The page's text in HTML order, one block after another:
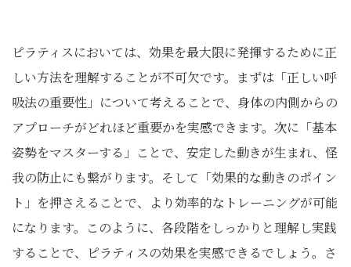
ピラティスにおいては、効果を最大限に発揮するために正
しい方法を理解することが不可欠です。まずは「正しい呼
吸法の重要性」について考えることで、身体の内側からの
アプローチがどれほど重要かを実感できます。次に「基本
姿勢をマスターする」ことで、安定した動きが生まれ、怪
我の防止にも繋がります。そして「効果的な動きのポイン
ト」を押さえることで、より効率的なトレーニングが可能
になります。このように、各段階をしっかりと理解し実践
することで、ピラティスの効果を実感できるでしょう。さ